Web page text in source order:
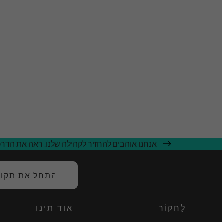
אנחנו אוהבים להחזיר לקהילה שלנו. ראה את
התחל את
לַחקוֹר אודותינו